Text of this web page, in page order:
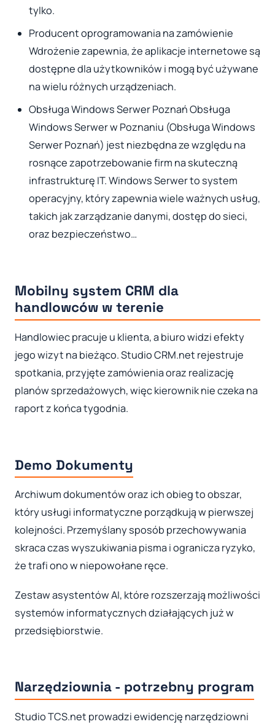
tylko.
Producent oprogramowania na zamówienie
Wdrożenie zapewnia, że aplikacje internetowe są
dostępne dla użytkowników i mogą być używane
na wielu różnych urządzeniach.
Obsługa Windows Serwer Poznań Obsługa
Windows Serwer w Poznaniu (Obsługa Windows
Serwer Poznań) jest niezbędna ze względu na
rosnące zapotrzebowanie firm na skuteczną
infrastrukturę IT. Windows Serwer to system
operacyjny, który zapewnia wiele ważnych usług,
takich jak zarządzanie danymi, dostęp do sieci,
oraz bezpieczeństwo…
Mobilny system CRM dla
handlowców w terenie
Handlowiec pracuje u klienta, a biuro widzi efekty
jego wizyt na bieżąco. Studio CRM.net rejestruje
spotkania, przyjęte zamówienia oraz realizację
planów sprzedażowych, więc kierownik nie czeka na
raport z końca tygodnia.
Demo Dokumenty
Archiwum dokumentów oraz ich obieg to obszar,
który usługi informatyczne porządkują w pierwszej
kolejności. Przemyślany sposób przechowywania
skraca czas wyszukiwania pisma i ogranicza ryzyko,
że trafi ono w niepowołane ręce.
Zestaw asystentów AI, które rozszerzają możliwości
systemów informatycznych działających już w
przedsiębiorstwie.
Narzędziownia - potrzebny program
Studio TCS.net prowadzi ewidencję narzędziowni